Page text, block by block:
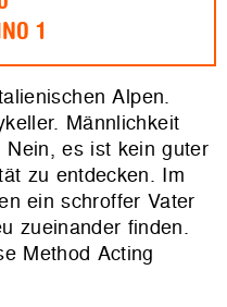
1
Alpen.
Männlichkeit
es ist kein guter
zu entdecken. Im
ein schroffer Vater
zueinander finden.
Method Acting